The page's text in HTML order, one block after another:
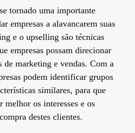
tornado uma importante
empresas a alavancarem suas
e o upselling são técnicas
empresas possam direcionar
de marketing e vendas. Com a
podem identificar grupos
similares, para que
melhor os interesses e os
destes clientes.